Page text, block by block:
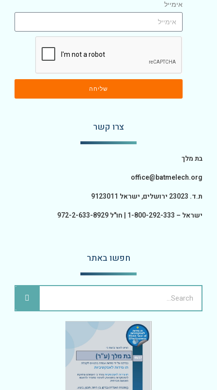
אימייל
שליחה
צרו קשר
בת מלך
office@batmelech.org
ת.ד. 23023 ירושלים, ישראל 9123011
ישראל – 1-800-292-333 | חו"ל 972-2-633-8929
חפשו באתר